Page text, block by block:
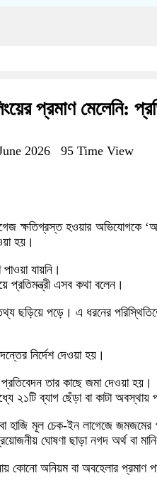
প্রমাণ মেলেনি:
2026 95 Time View
ক্ষতিগ্রস্ত হওয়ার অভিযোগকে
হয়।
যায়নি।
এসব কথা বলেন।
ছড়িয়ে পড়ে। এ ধরনের
নির্দেশ দেওয়া হয়।
তার কাছে জমা দেওয়া হয়।
ব্যাগ ছেঁড়া বা কাটা অবস্থায়
হাজি মূল চেক-ইন লাগেজে
ঘোষণা ছাড়া নগদ অর্থ বা
কোনো অনিয়ম বা অবহেলার প্রমাণ